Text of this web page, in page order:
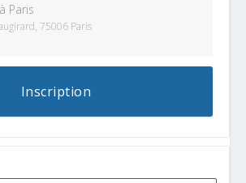
Paris
75006 Paris
Inscription